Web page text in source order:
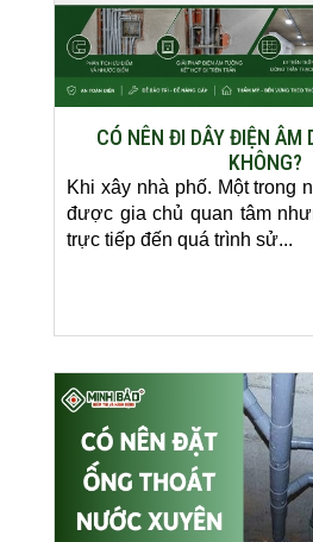
CÓ NÊN ĐI DÂY ĐIỆN ÂM
KHÔNG?
Khi xây nhà phố. Một trong
được gia chủ quan tâm
trực tiếp đến quá trình sử...